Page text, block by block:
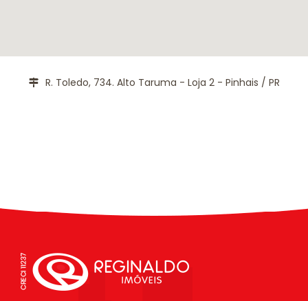
R. Toledo, 734. Alto Taruma - Loja 2 - Pinhais / PR